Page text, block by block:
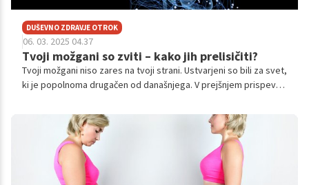
DUŠEVNO ZDRAVJE OTROK
06. 03. 2025 04.37
Tvoji možgani so zviti – kako jih prelisičiti?
Tvoji možgani niso zares na tvoji strani. Ustvarjeni so bili za svet,
ki je popolnoma drugačen od današnjega. V prejšnjem prispevku
minimalne standarde kvalitetnega življenja, ki ga dejansko želiš.
Da pa bi bolje razumeli, zakaj je nujno, da tak sistem uvedeš, je
dobro razumeti, kako tvoja glava deluje in zakaj jo je tako težko
spraviti v pogon.